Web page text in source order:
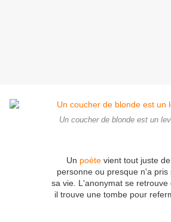
Un coucher de blonde est un
Un poètevient tout juste
personne ou presque n'a pris
sa vie. L'anonymat se retrouve
il trouve une tombe pour